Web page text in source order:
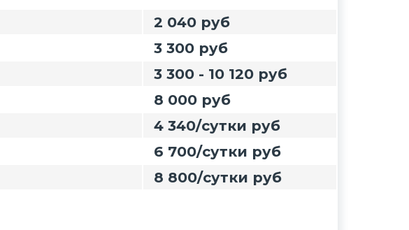
2 040 руб
3 300 руб
3 300 - 10 120 руб
8 000 руб
4 340/сутки руб
6 700/сутки руб
8 800/сутки руб